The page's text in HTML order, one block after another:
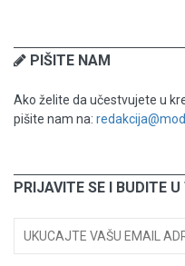
PIŠITE NAM
Ako želite da učestvujete u
pišite nam na:
PRIJAVITE SE I BUDITE U